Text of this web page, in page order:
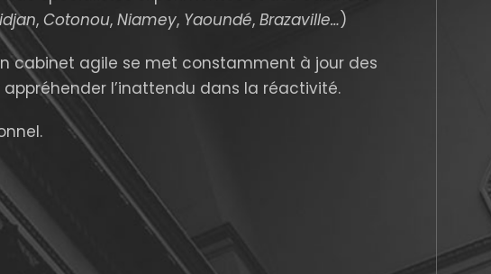
, Cotonou, Niamey, Yaoundé, Brazaville…)
cabinet agile se met constamment à jour des
l’inattendu dans la réactivité.